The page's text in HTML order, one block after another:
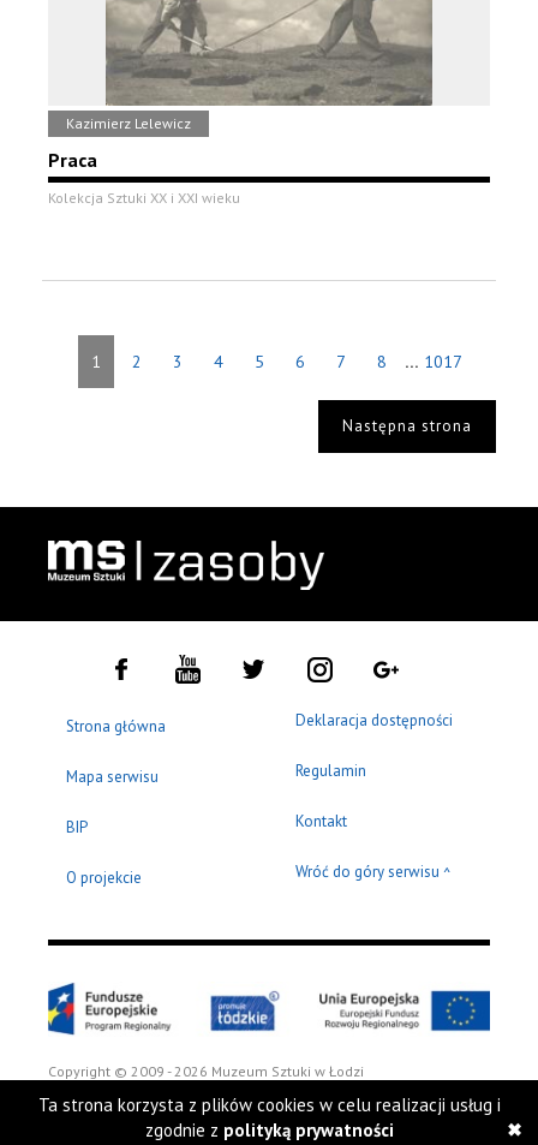
Kazimierz Lelewicz
Praca
Kolekcja Sztuki XX i XXI wieku
1 2 3 4 5 6 7 8 ... 1017
Następna strona
Strona główna
Mapa serwisu
BIP
O projekcie
Deklaracja dostępności
Regulamin
Kontakt
Wróć do góry serwisu ^
Copyright © 2009 - 2026 Muzeum Sztuki w Łodzi
Ta strona korzysta z plików cookies w celu realizacji usług i
zgodnie z polityką prywatności